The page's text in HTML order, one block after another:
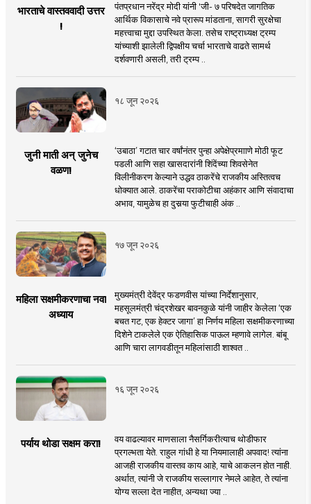
भारताचे वास्तववादी उत्तर
!
पंतप्रधान नरेंद्र मोदी यांनी 'जी- ७ परिषदेत जागतिक
आर्थिक विकासाचे नवे प्रारूप मांडताना, सागरी सुरक्षेचा
महत्त्वाचा मुद्दा उपस्थित केला. तसेच राष्ट्राध्यक्ष ट्रम्प
यांच्याशी झालेली द्विपक्षीय चर्चा भारताचे वाढते सामर्थ
दर्शवणारी असली, तरी ट्रम्प ..
१८ जून २०२६
जुनी माती अन् जुनेच
वळण!
‘उबाठा’ गटात चार वर्षांनंतर पुन्हा अपेक्षेप्रमााणे मोठी फूट
पडली आणि सहा खासदारांनी शिंदेंच्या शिवसेनेत
विलीनीकरण केल्याने उद्धव ठाकरेंचे राजकीय अस्तित्वच
धोक्यात आले. ठाकरेंचा पराकोटीचा अहंकार आणि संवादाचा
अभाव, यामुळेच हा दुसर्‍या फुटीचाही अंक ..
१७ जून २०२६
महिला सक्षमीकरणाचा नवा
अध्याय
मुख्यमंत्री देवेंद्र फडणवीस यांच्या निर्देशानुसार,
महसूलमंत्री चंद्रशेखर बावनकुळे यांनी जाहीर केलेला ‘एक
बचत गट, एक हेक्टर जागा’ हा निर्णय महिला सक्षमीकरणाच्या
दिशेने टाकलेले एक ऐतिहासिक पाऊल म्हणावे लागेल. बांबू
आणि चारा लागवडीतून महिलांसाठी शाश्वत ..
१६ जून २०२६
पर्याय थोडा सक्षम करा!
वय वाढल्यावर माणसाला नैसर्गिकरीत्याच थोडीफार
प्रगल्भता येते. राहुल गांधी हे या नियमालाही अपवाद! त्यांना
आजही राजकीय वास्तव काय आहे, याचे आकलन होत नाही.
अर्थात, त्यांनी जे राजकीय सल्लागार नेमले आहेत, ते त्यांना
योग्य सल्ला देत नाहीत, अन्यथा ज्या ..